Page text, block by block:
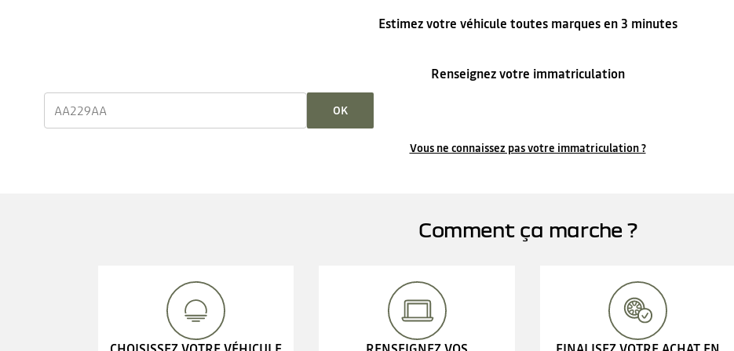
Estimez votre véhicule toutes marques en 3 minutes
Renseignez votre immatriculation
OK
Vous ne connaissez pas votre immatriculation ?
Comment ça marche ?